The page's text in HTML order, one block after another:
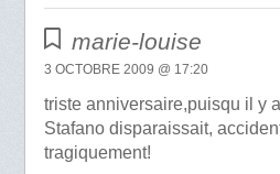
marie-louise
3 OCTOBRE 2009 @ 17:20
triste anniversaire,puisqu il y
Stafano disparaissait,
tragiquement!